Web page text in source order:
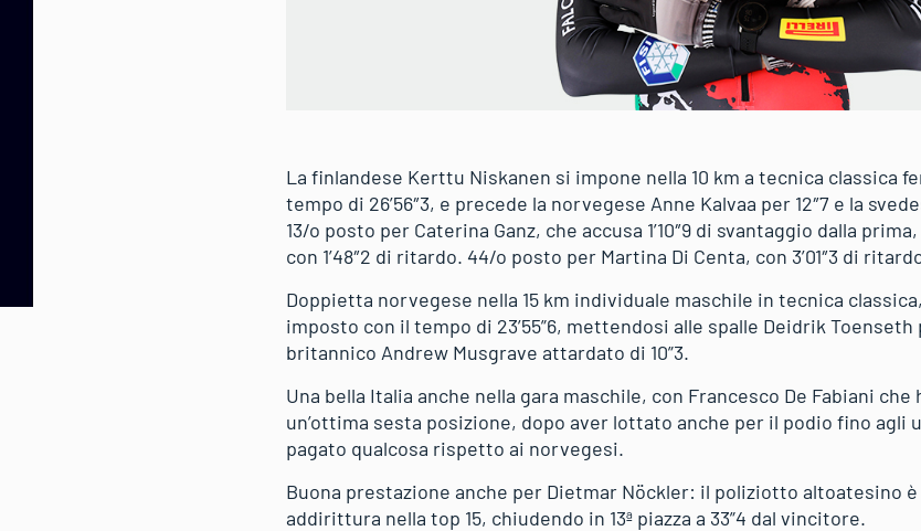
La finlandese Kerttu Niskanen si impone nella 10 km a tecnica classica
tempo di 26’56″3, e precede la norvegese Anne Kalvaa per 12″7 e la
13/o posto per Caterina Ganz, che accusa 1’10″9 di svantaggio dalla
con 1’48″2 di ritardo. 44/o posto per Martina Di Centa, con 3’01″3 di
Doppietta norvegese nella 15 km individuale maschile in tecnica
imposto con il tempo di 23’55”6, mettendosi alle spalle Deidrik
britannico Andrew Musgrave attardato di 10”3.
Una bella Italia anche nella gara maschile, con Francesco De Fabiani che
un’ottima sesta posizione, dopo aver lottato anche per il podio fino agli
pagato qualcosa rispetto ai norvegesi.
Buona prestazione anche per Dietmar Nöckler: il poliziotto altoatesino
addirittura nella top 15, chiudendo in 13ª piazza a 33”4 dal vincitore.